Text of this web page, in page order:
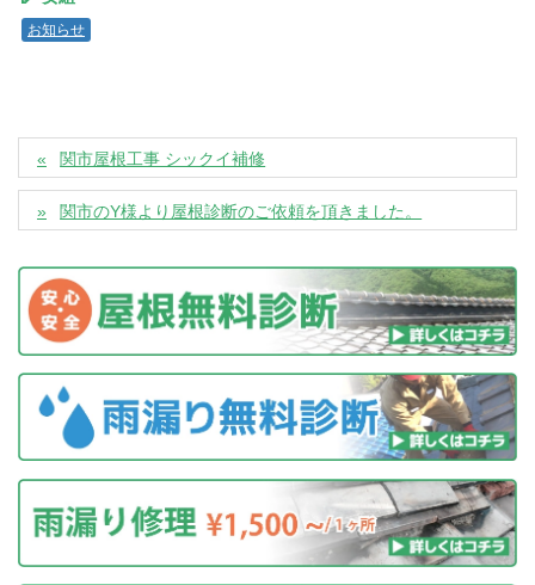
お知らせ
関市屋根工事 シックイ補修
関市のY様より屋根診断のご依頼を頂きました。